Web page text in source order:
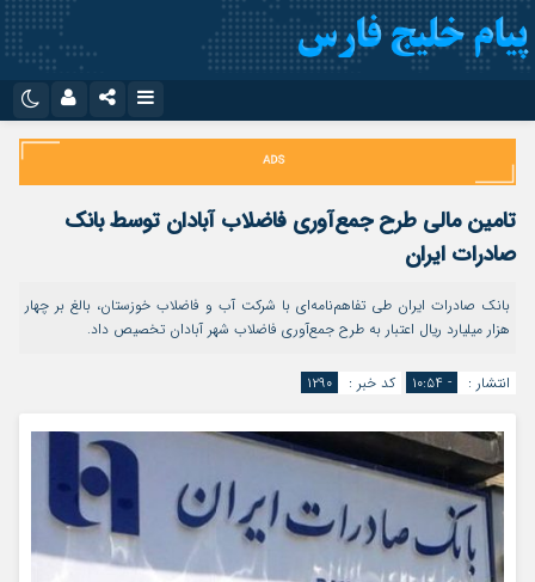
اینستاگرام
تلگرام
سروش
ایتا
آپارات
اپلیکیشن
نام کاربری یا نشانی ایمیل
رمز عبور
مرا به خاطر بسپار
تامین مالی طرح جمع‌آوری فاضلاب آبادان توسط بانک
صادرات ایران
بانک صادرات ایران طی تفاهم‌نامه‌ای با شرکت آب و فاضلاب خوزستان، بالغ بر چهار
هزار میلیارد ریال اعتبار به طرح جمع‌آوری فاضلاب شهر آبادان تخصیص داد.
انتشار : - ۱۰:۵۴ کد خبر : ۱۲۹۰